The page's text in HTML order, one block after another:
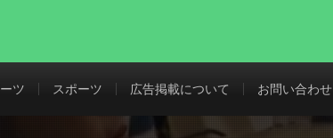
ツ スポーツ 広告掲載について お問い合わせ